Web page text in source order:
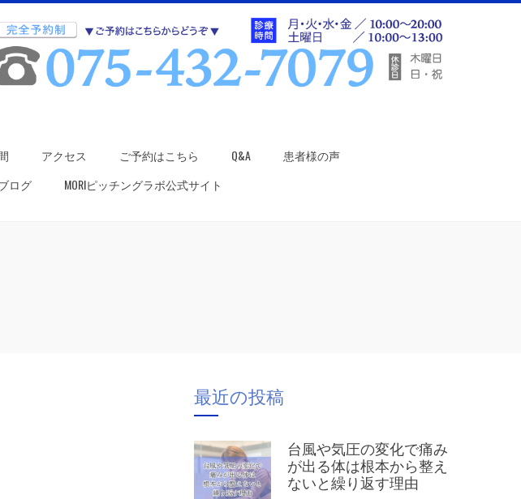
アクセス ご予約はこちら Q&A
患者様の声
ログ
MORIピッチングラボ公式サイト
最近の投稿
台風や気圧の変化で痛み
が出る体は根本から整え
ないと繰り返す理由